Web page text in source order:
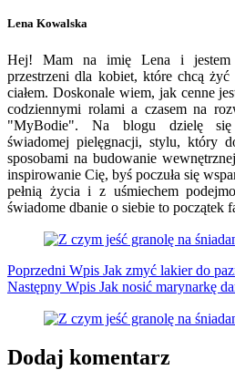
Lena Kowalska
Hej! Mam na imię Lena i jestem
przestrzeni dla kobiet, które chcą
ciałem. Doskonale wiem, jak cenne
codziennymi rolami a czasem na
"MyBodie". Na blogu dzielę się
świadomej pielęgnacji, stylu, który
sposobami na budowanie
inspirowanie Cię, byś poczuła się
pełnią życia i z uśmiechem
świadome dbanie o siebie to początek
Poprzedni Wpis Jak zmyć lakier do
Następny Wpis Jak nosić marynarkę
Dodaj komentarz